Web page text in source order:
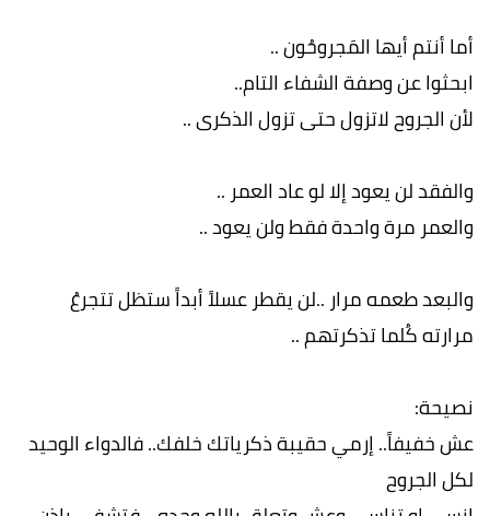
أما أنتم أيها المَجروحُون ..
ابحثوا عن وصفة الشفاء التام..
لأن الجروح لاتزول حتى تزول الذكرى ..
والفقد لن يعود إلا لو عاد العمر ..
والعمر مرة واحدة فقط ولن يعود ..
والبعد طعمه مرار ..لن يقطر عسلاً أبداً ستظل تتجرعُ
مرارته كُلما تذكرتهم ..
نصيحة:
عش خفيفاً.. إرمي حقيبة ذكرياتك خلفك.. فالدواء الوحيد
لكل الجروح